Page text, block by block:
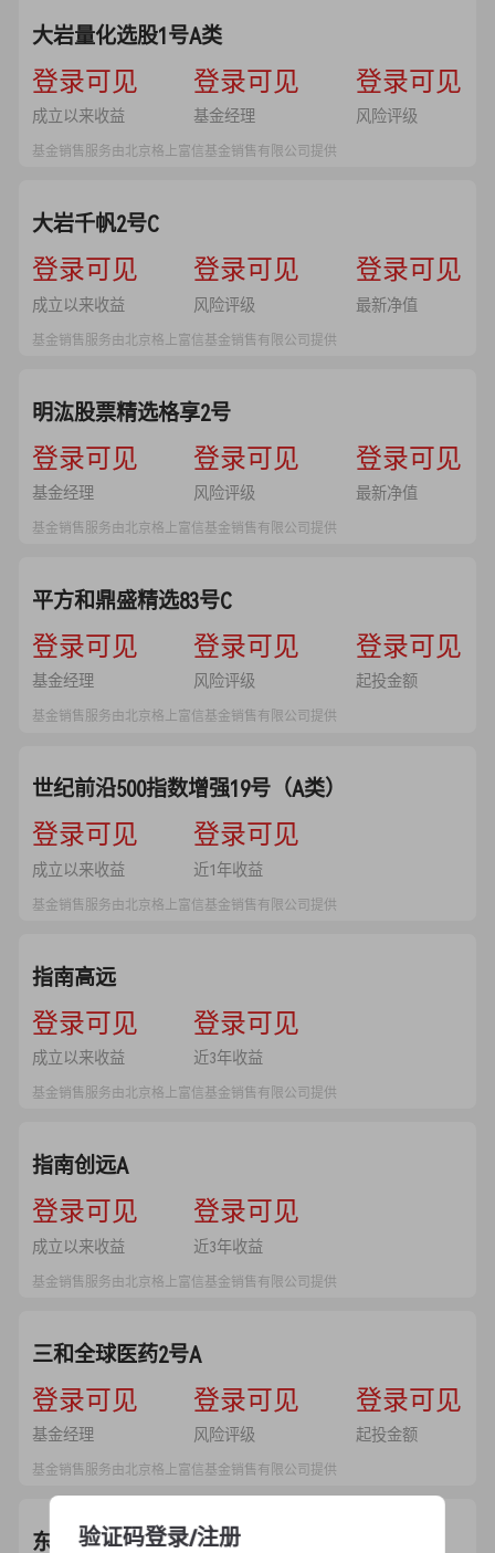
大岩量化选股1号A类
--
登录可见
成立以来收益
--
登录可见
基金经理
--
登录可见
风险评级
基金销售服务由北京格上富信基金销售有限公司提供
大岩千帆2号C
--
登录可见
成立以来收益
--
登录可见
风险评级
--
登录可见
最新净值
基金销售服务由北京格上富信基金销售有限公司提供
明汯股票精选格享2号
--
登录可见
基金经理
--
登录可见
风险评级
--
登录可见
最新净值
基金销售服务由北京格上富信基金销售有限公司提供
平方和鼎盛精选83号C
--
登录可见
基金经理
--
登录可见
风险评级
--
登录可见
起投金额
基金销售服务由北京格上富信基金销售有限公司提供
世纪前沿500指数增强19号（A类）
--
登录可见
成立以来收益
--
登录可见
近1年收益
基金销售服务由北京格上富信基金销售有限公司提供
指南高远
--
登录可见
成立以来收益
--
登录可见
近3年收益
基金销售服务由北京格上富信基金销售有限公司提供
指南创远A
--
登录可见
成立以来收益
--
登录可见
近3年收益
基金销售服务由北京格上富信基金销售有限公司提供
三和全球医药2号A
--
登录可见
基金经理
--
登录可见
风险评级
--
登录可见
起投金额
基金销售服务由北京格上富信基金销售有限公司提供
东方引擎安盈C
验证码登录/注册